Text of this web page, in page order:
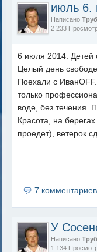
июль 6.
Написано
2 233
6 июля 2014. Детей
Целый день
Поехали с
только
воде, без течения.
Красота, на
проедет), ветерок
7 комментариев
У
Написано
1 134